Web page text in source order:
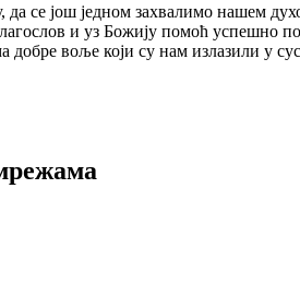
да се још једном захвалимо нашем
и уз Божију помоћ успешно
воље који су нам излазили у